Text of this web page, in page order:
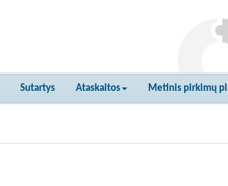
Sutartys Ataskaitos Metinis pirkimų